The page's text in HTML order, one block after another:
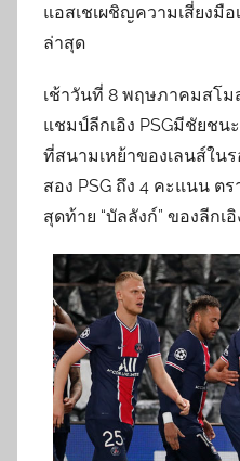
แอสเชเผชิญความเสี่ยงมื
ล่าสุด
เช้าวันที่ 8 พฤษภาคมสโม
แชมป์ลีกเอิง PSGมีชัยชน
ที่สนามเหย้าของเลนส์ใน
สอง PSG ถึง 4 คะแนน ต
สุดท้าย “บัลลังก์” ของลีกเ